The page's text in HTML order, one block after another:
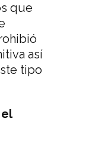
que
así
tipo